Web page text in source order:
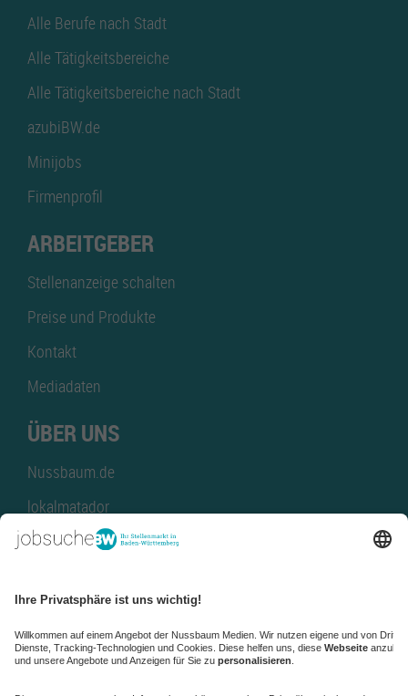
Alle Berufe nach Stadt
Alle Tätigkeitsbereiche
Alle Tätigkeitsbereiche nach Stadt
azubiBW.de
Minijobs
Firmenprofil
ARBEITGEBER
Stellenanzeige schalten
Preise und Produkte
Kontakt
Mediadaten
ÜBER UNS
Nussbaum.de
lokalmatador
kaufinBW
NussbaumID
Nussbaum Medien